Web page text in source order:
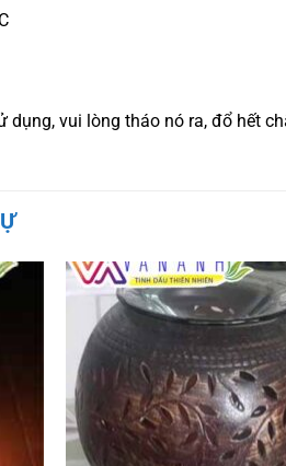
dụng, vui lòng tháo nó ra, đổ hết